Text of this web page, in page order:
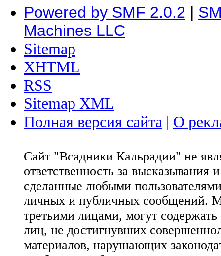
Powered by SMF 2.0.2 |
Machines LLC
Sitemap
XHTML
RSS
Sitemap XML
Полная версия сайта | О
Сайт "Всадники Кальрадии" не
ответственность за
сделанные любыми
личных и публичных сообщений.
третьими лицами, могут
лиц, не достигнувших
материалов, нарушающих